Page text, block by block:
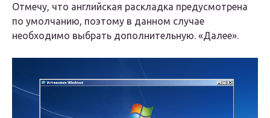
Отмечу, что английская раскладка предусмотрена
по умолчанию, поэтому в данном случае
необходимо выбрать дополнительную. «Далее».